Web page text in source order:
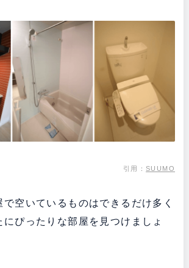
引用：SUUMO
空いているものはできるだけ多く
にぴったりな部屋を見つけましょ